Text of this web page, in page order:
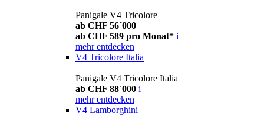
Panigale V4 Tricolore
ab CHF 56´000
ab CHF 589 pro Monat* i
mehr entdecken
V4 Tricolore Italia
Panigale V4 Tricolore Italia
ab CHF 88´000 i
mehr entdecken
V4 Lamborghini